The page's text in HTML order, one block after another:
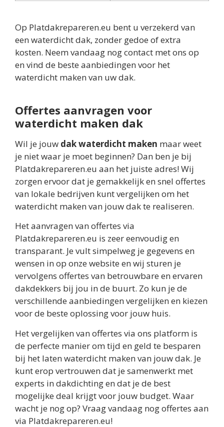
Op Platdakrepareren.eu bent u verzekerd van
een waterdicht dak, zonder gedoe of extra
kosten. Neem vandaag nog contact met ons op
en vind de beste aanbiedingen voor het
waterdicht maken van uw dak.
Offertes aanvragen voor
waterdicht maken dak
Wil je jouw dak waterdicht maken maar weet
je niet waar je moet beginnen? Dan ben je bij
Platdakrepareren.eu aan het juiste adres! Wij
zorgen ervoor dat je gemakkelijk en snel offertes
van lokale bedrijven kunt vergelijken om het
waterdicht maken van jouw dak te realiseren.
Het aanvragen van offertes via
Platdakrepareren.eu is zeer eenvoudig en
transparant. Je vult simpelweg je gegevens en
wensen in op onze website en wij sturen je
vervolgens offertes van betrouwbare en ervaren
dakdekkers bij jou in de buurt. Zo kun je de
verschillende aanbiedingen vergelijken en kiezen
voor de beste oplossing voor jouw huis.
Het vergelijken van offertes via ons platform is
de perfecte manier om tijd en geld te besparen
bij het laten waterdicht maken van jouw dak. Je
kunt erop vertrouwen dat je samenwerkt met
experts in dakdichting en dat je de best
mogelijke deal krijgt voor jouw budget. Waar
wacht je nog op? Vraag vandaag nog offertes aan
via Platdakrepareren.eu!